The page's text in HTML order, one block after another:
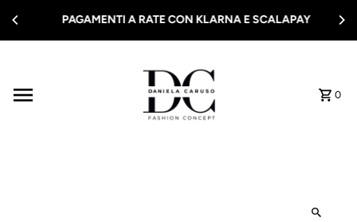
Vai direttamente ai contenuti
PAGAMENTI A RATE CON KLARNA E SCALAPAY
0